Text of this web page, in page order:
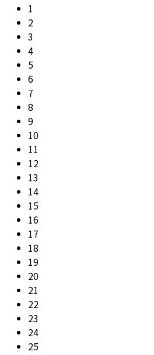
1
2
3
4
5
6
7
8
9
10
11
12
13
14
15
16
17
18
19
20
21
22
23
24
25